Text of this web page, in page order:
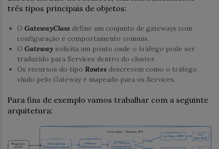
três tipos principais de objetos:
O GatewayClass define um conjunto de gateways com
configuração e comportamento comuns.
O Gateway solicita um ponto onde o tráfego pode ser
traduzido para Services dentro do cluster.
Os recursos do tipo Routes descrevem como o tráfego
vindo pelo Gateway é mapeado para os Services.
Para fins de exemplo vamos trabalhar com a seguinte
arquitetura: